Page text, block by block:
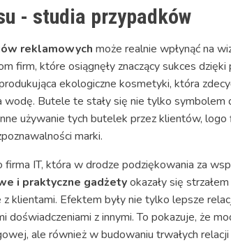
- studia przypadków
reklamowych może realnie wpłynąć na
firm, które osiągnęły znaczący sukces
ekologiczne kosmetyki, która
Butele te stały się nie tylko
używanie tych butelek przez klientów,
marki.
firma IT, która w drodze podziękowania za
i praktyczne gadżetyokazały się
klientami. Efektem były nie tylko lepsze
doświadczeniami z innymi. To pokazuje, że
ale również w budowaniu trwałych relacji